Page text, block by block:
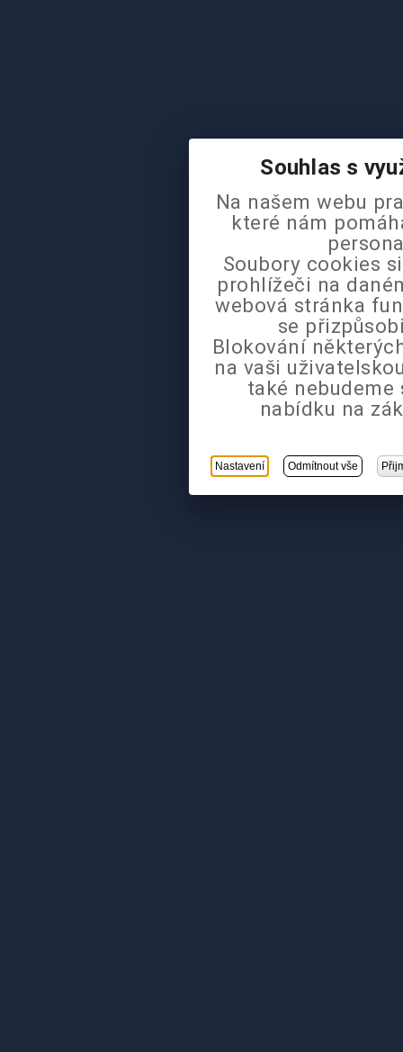
Souhlas s
Na našem webu
které nám
Soubory cookies
prohlížeči na
webová stránka
se
Blokování
na vaši
také
nabídku na
Nastavení Odmítnout vše